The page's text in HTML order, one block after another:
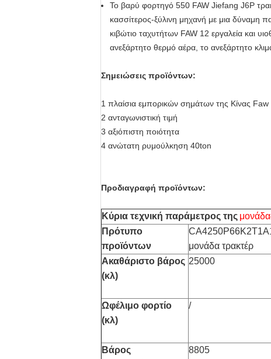
Το βαρύ φορτηγό 550 FAW Jiefang J6P
κασσίτερος-ξύλινη μηχανή με μια δύναμη
κιβώτιο ταχυτήτων FAW 12 εργαλεία και
ανεξάρτητο θερμό αέρα, το ανεξάρτητο
Σημειώσεις προϊόντων:
1 πλαίσια εμπορικών σημάτων της Κίνας Faw
2 ανταγωνιστική τιμή
3 αξιόπιστη ποιότητα
4 ανώτατη ρυμούλκηση 40ton
Προδιαγραφή προϊόντων:
Κύρια τεχνική παράμετρος της
Πρότυπο
προϊόντων
μονάδα τρακτέρ
Ακαθάριστο βάρος
(κλ)
25000
Ωφέλιμο φορτίο
(κλ)
/
Βάρος
8805